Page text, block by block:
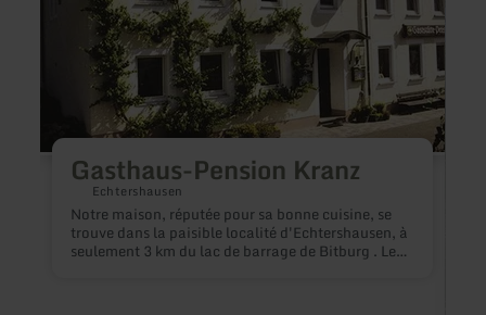
Gasthaus-Pension Kranz
Echtershausen
Notre maison, réputée pour sa bonne cuisine, se
trouve dans la paisible localité d'Echtershausen, à
seulement 3 km du lac de barrage de Bitburg . Les